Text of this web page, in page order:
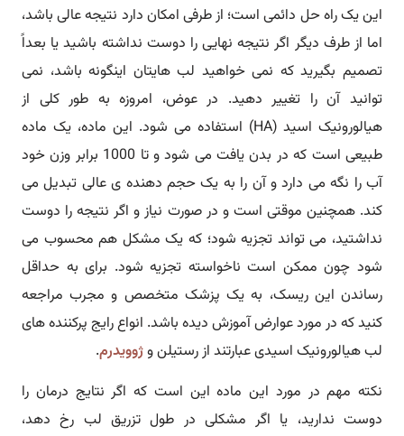
این یک راه حل دائمی است؛ از طرفی امکان دارد نتیجه عالی باشد،
اما از طرف دیگر اگر نتیجه نهایی را دوست نداشته باشید یا بعداً
تصمیم بگیرید که نمی خواهید لب هایتان اینگونه باشد، نمی
توانید آن را تغییر دهید. در عوض، امروزه به طور کلی از
هیالورونیک اسید (HA) استفاده می شود. این ماده، یک ماده
طبیعی است که در بدن یافت می شود و تا 1000 برابر وزن خود
آب را نگه می دارد و آن را به یک حجم دهنده ی عالی تبدیل می
کند. همچنین موقتی است و در صورت نیاز و اگر نتیجه را دوست
نداشتید، می تواند تجزیه شود؛ که یک مشکل هم محسوب می
شود چون ممکن است ناخواسته تجزیه شود. برای به حداقل
رساندن این ریسک، به یک پزشک متخصص و مجرب مراجعه
کنید که در مورد عوارض آموزش دیده باشد. انواع رایج پرکننده های
لب هیالورونیک اسیدی عبارتند از رستیلن وژوویدرم.
نکته مهم در مورد این ماده این است که اگر نتایج درمان را
دوست ندارید، یا اگر مشکلی در طول تزریق لب رخ دهد،